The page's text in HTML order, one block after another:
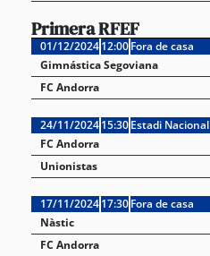
Primera RFEF
01/12/202412:00Fora de casa
Gimnástica Segoviana
FC Andorra
24/11/202415:30Estadi Nacional
FC Andorra
Unionistas
17/11/202417:30Fora de casa
Nàstic
FC Andorra